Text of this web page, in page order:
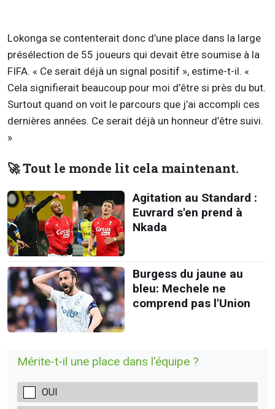
Lokonga se contenterait donc d’une place dans la large
présélection de 55 joueurs qui devait être soumise à la
FIFA. « Ce serait déjà un signal positif », estime-t-il. «
Cela signifierait beaucoup pour moi d’être si près du but.
Surtout quand on voit le parcours que j’ai accompli ces
dernières années. Ce serait déjà un honneur d’être suivi.
»
🚀 Tout le monde lit cela maintenant.
Agitation au Standard :
Euvrard s'en prend à
Nkada
Burgess du jaune au
bleu: Mechele ne
comprend pas l'Union
Mérite-t-il une place dans l'équipe ?
OUI